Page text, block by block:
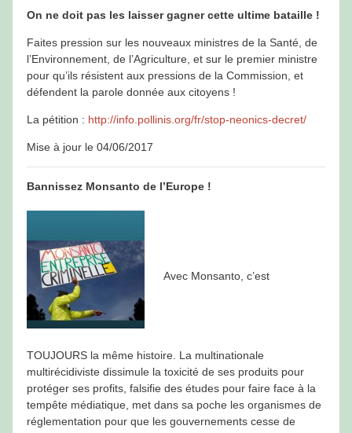
On ne doit pas les laisser gagner cette ultime bataille !
Faites pression sur les nouveaux ministres de la Santé, de
l’Environnement, de l’Agriculture, et sur le premier ministre
pour qu’ils résistent aux pressions de la Commission, et
défendent la parole donnée aux citoyens !
La pétition : http://info.pollinis.org/fr/stop-neonics-decret/
Mise à jour le 04/06/2017
Bannissez Monsanto de l’Europe !
Avec Monsanto, c’est
TOUJOURS la même histoire. La multinationale
multirécidiviste dissimule la toxicité de ses produits pour
protéger ses profits, falsifie des études pour faire face à la
tempête médiatique, met dans sa poche les organismes de
réglementation pour que les gouvernements cesse de